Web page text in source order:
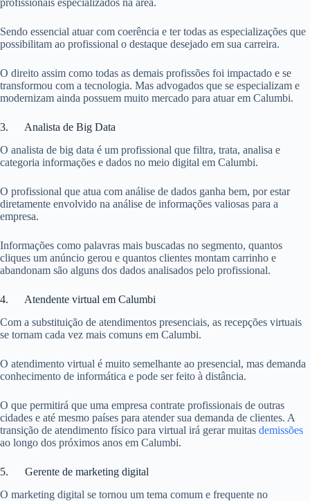
profissionais especializados na área.
Sendo essencial atuar com coerência e ter todas as especializações que
possibilitam ao profissional o destaque desejado em sua carreira.
O direito assim como todas as demais profissões foi impactado e se
transformou com a tecnologia. Mas advogados que se especializam e
modernizam ainda possuem muito mercado para atuar em Calumbi.
3. Analista de Big Data
O analista de big data é um profissional que filtra, trata, analisa e
categoria informações e dados no meio digital em Calumbi.
O profissional que atua com análise de dados ganha bem, por estar
diretamente envolvido na análise de informações valiosas para a
empresa.
Informações como palavras mais buscadas no segmento, quantos
cliques um anúncio gerou e quantos clientes montam carrinho e
abandonam são alguns dos dados analisados pelo profissional.
4. Atendente virtual em Calumbi
Com a substituição de atendimentos presenciais, as recepções virtuais
se tornam cada vez mais comuns em Calumbi.
O atendimento virtual é muito semelhante ao presencial, mas demanda
conhecimento de informática e pode ser feito à distância.
O que permitirá que uma empresa contrate profissionais de outras
cidades e até mesmo países para atender sua demanda de clientes. A
transição de atendimento físico para virtual irá gerar muitas demissões
ao longo dos próximos anos em Calumbi.
5. Gerente de marketing digital
O marketing digital se tornou um tema comum e frequente no